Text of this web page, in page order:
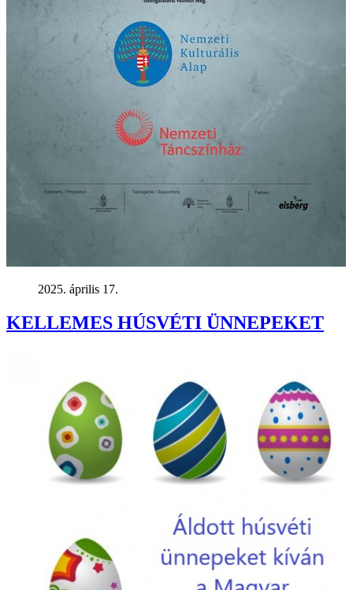
2025. április 17.
KELLEMES HÚSVÉTI ÜNNEPEKET